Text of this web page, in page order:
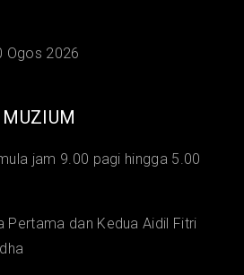
Ogos 2026
jam 9.00 pagi hingga 5.00
Pertama dan Kedua Aidil Fitri